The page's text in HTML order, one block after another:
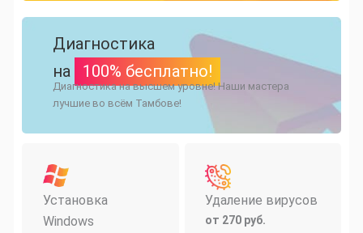
Диагностика
на
100% бесплатно!
Диагностика на высшем уровне! Наши мастера
лучшие во всём Тамбове!
Установка
Windows
Удаление вирусов
от 270 руб.